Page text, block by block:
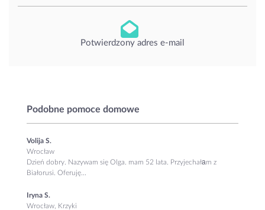
Potwierdzony adres e-mail
Podobne pomoce domowe
Volija S.
Wrocław
Dzień dobry. Nazywam się Olga. mam 52 lata. Przyjechałаm z
Białorusi. Oferuję...
Iryna S.
Wrocław, Krzyki